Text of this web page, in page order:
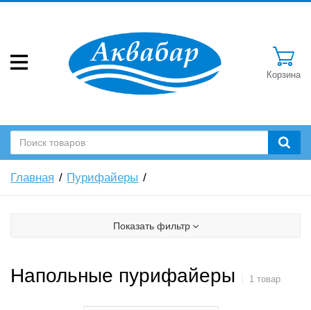
Корзина
Главная Пурифайеры
Показать фильтр
Напольные пурифайеры 1 товар